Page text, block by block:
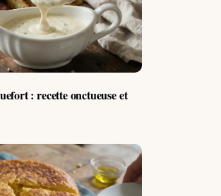
: recette onctueuse et